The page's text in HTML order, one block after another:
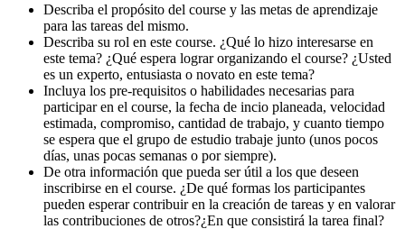
Describa el propósito del course y las metas de aprendizaje
para las tareas del mismo.
Describa su rol en este course. ¿Qué lo hizo interesarse en
este tema? ¿Qué espera lograr organizando el course? ¿Usted
es un experto, entusiasta o novato en este tema?
Incluya los pre-requisitos o habilidades necesarias para
participar en el course, la fecha de incio planeada, velocidad
estimada, compromiso, cantidad de trabajo, y cuanto tiempo
se espera que el grupo de estudio trabaje junto (unos pocos
días, unas pocas semanas o por siempre).
De otra información que pueda ser útil a los que deseen
inscribirse en el course. ¿De qué formas los participantes
pueden esperar contribuir en la creación de tareas y en valorar
las contribuciones de otros?¿En que consistirá la tarea final?